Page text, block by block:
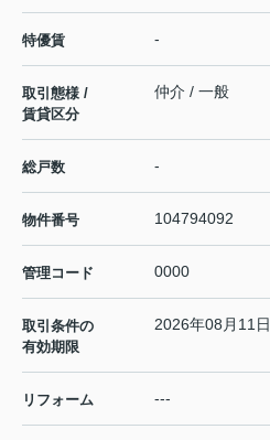
特優賃 -
取引態様 /
賃貸区分
仲介 / 一般
総戸数 -
物件番号 104794092
管理コード 0000
取引条件の
有効期限
2026年08月11日
リフォーム ---